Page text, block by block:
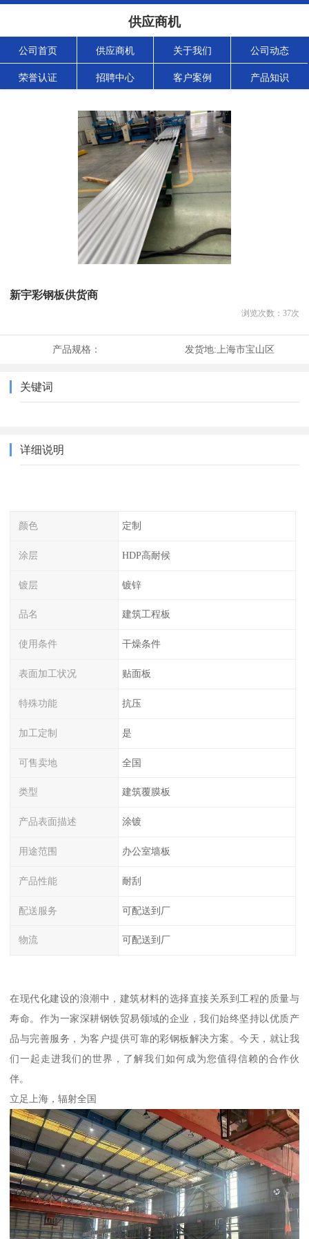
供应商机
公司首页 供应商机 关于我们 公司动态
荣誉认证 招聘中心 客户案例 产品知识
新宇彩钢板供货商
浏览次数： 37次
产品规格： 发货地: 上海市宝山区
关键词
详细说明
颜色 定制
涂层 HDP高耐候
镀层 镀锌
品名 建筑工程板
使用条件 干燥条件
表面加工状况 贴面板
特殊功能 抗压
加工定制 是
可售卖地 全国
类型 建筑覆膜板
产品表面描述 涂镀
用途范围 办公室墙板
产品性能 耐刮
配送服务 可配送到厂
物流 可配送到厂
在现代化建设的浪潮中，建筑材料的选择直接关系到工程的质量与
寿命。作为一家深耕钢铁贸易领域的企业，我们始终坚持以优质产
品与完善服务，为客户提供可靠的彩钢板解决方案。今天，就让我
们一起走进我们的世界，了解我们如何成为您值得信赖的合作伙
伴。
立足上海，辐射全国